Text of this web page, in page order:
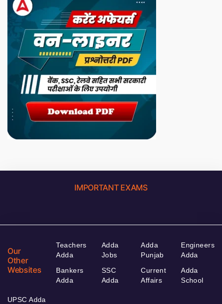
IMPORTANT EXAMS
Our
Other
Websites
Teachers
Adda
Bankers
Adda
Adda
Jobs
SSC
Adda
Adda
Punjab
Current
Affairs
Engineers
Adda
Adda
School
UPSC Adda